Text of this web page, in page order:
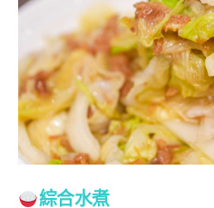
綜合水煮